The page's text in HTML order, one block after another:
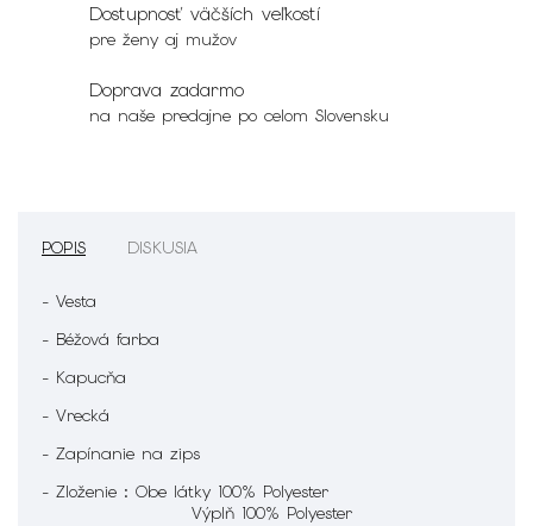
Dostupnosť väčších veľkostí
pre ženy aj mužov
Doprava zadarmo
na naše predajne po celom Slovensku
POPIS DISKUSIA
- Vesta
- Béžová farba
- Kapucňa
- Vrecká
- Zapínanie na zips
- Zloženie : Obe látky 100% Polyester
Výplň 100% Polyester